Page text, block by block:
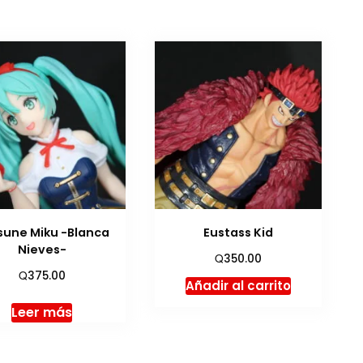
Miku -Blanca
Nieves-
Q375.00
Leer más
Eustass Kid
Q350.00
Añadir al carrito